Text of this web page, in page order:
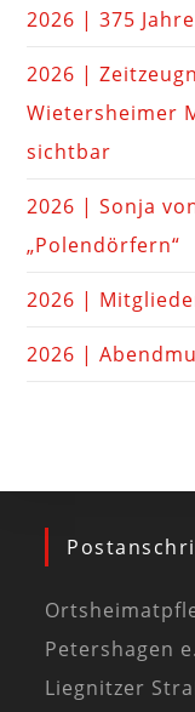
2026 | 375
2026 |
Wietersheimer
sichtbar
2026 | Sonja
„Polendörfern“
2026 |
2026 |
Petershagen
Liegnitzer